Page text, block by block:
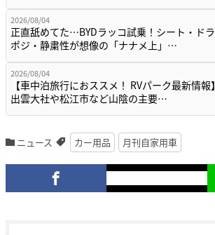
2026/08/04
正直舐めてた…BYDラッコ試乗！シート・ドラ
ポジ・静粛性が想像の「ナナメ上」…
2026/08/04
【車中泊旅行におススメ！ RVパーク最新情報】
出雲大社や松江市など山陰の主要…
ニュース カー用品 月刊自家用車